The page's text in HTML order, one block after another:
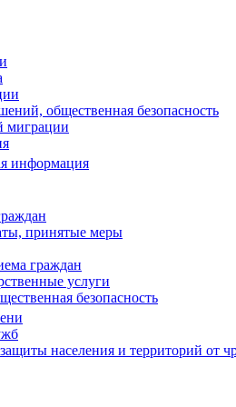
общественная безопасность
миграции
информация
принятые меры
граждан
услуги
безопасность
населения и территорий от